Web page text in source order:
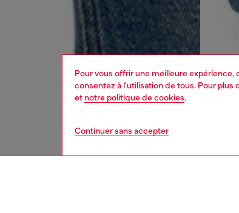
Pour vous offrir une meilleure
consentez à l'utilisation de tous. Pour
et notre politique de cookies.
Continuer sans accepter